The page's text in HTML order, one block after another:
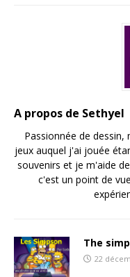
A propos de Sethyel
Passionnée de
jeux auquel j'ai jouée
souvenirs et je m'aide
c'est un point de
The
22